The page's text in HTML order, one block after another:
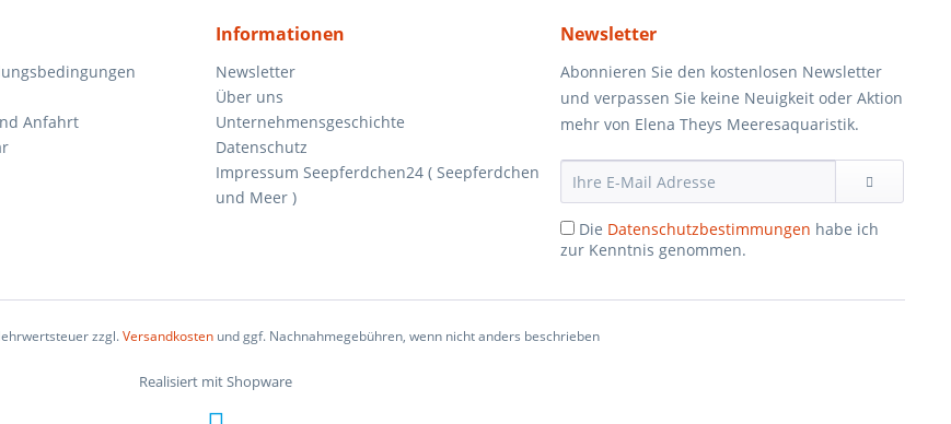
Anfahrt
Informationen
Newsletter
Über uns
Unternehmensgeschichte
Datenschutz
Impressum Seepferdchen24 ( Seepferdchen
und Meer )
Newsletter
Abonnieren Sie den kostenlosen Newsletter
und verpassen Sie keine Neuigkeit oder Aktion
mehr von Elena Theys Meeresaquaristik.
Die Datenschutzbestimmungen habe ich
zur Kenntnis genommen.
zzgl.Versandkostenund ggf. Nachnahmegebühren, wenn nicht anders beschrieben
Realisiert mit Shopware